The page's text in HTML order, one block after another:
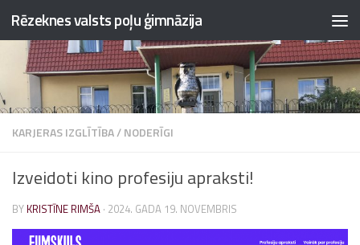
Skip to content
Rēzeknes valsts poļu ģimnāzija
KARJERAS IZGLĪTĪBA/NODERĪGI
Izveidoti kino profesiju apraksti!
BY KRISTĪNE RIMŠA · 2024. GADA 19. NOVEMBRIS